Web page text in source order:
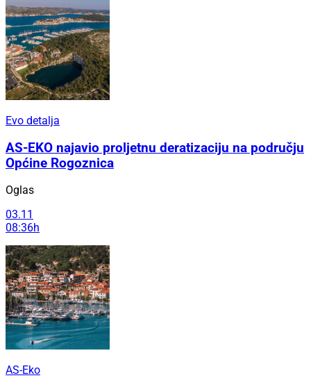
Evo detalja
AS-EKO najavio proljetnu deratizaciju na području
Općine Rogoznica
Oglas
03.11
08:36h
AS-Eko